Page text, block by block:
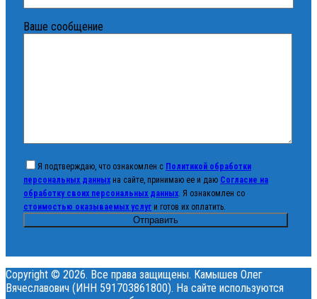
Ваше сообщение
Я подтверждаю, что ознакомлен с Политикой обработки
персональных данных на сайте, принимаю ее и даю Согласие на
обработку своих персональных данных. Я ознакомлен со
стоимостью оказываемых услуг и готов их оплатить.
Copyright © 2026. Все права защищены. Камышев Олег
Вячеславович (ИНН 591703861800). На сайте используются